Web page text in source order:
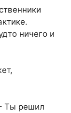
ничего и
Ты решил